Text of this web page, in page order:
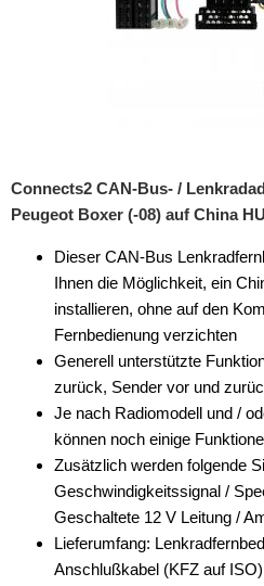
Connects2 CAN-Bus- /
Peugeot Boxer (-08) auf China
Dieser CAN-Bus
Ihnen die Möglichkeit, ein
installieren, ohne auf den
Fernbedienung verzichten
Generell unterstützte
zurück, Sender vor und
Je nach Radiomodell und /
können noch einige
Zusätzlich werden folgende
Geschwindigkeitssignal /
Geschaltete 12 V Leitung /
Lieferumfang:
Anschlußkabel (KFZ auf